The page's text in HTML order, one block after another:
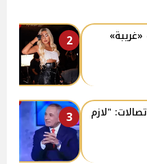
2
3
"لازم